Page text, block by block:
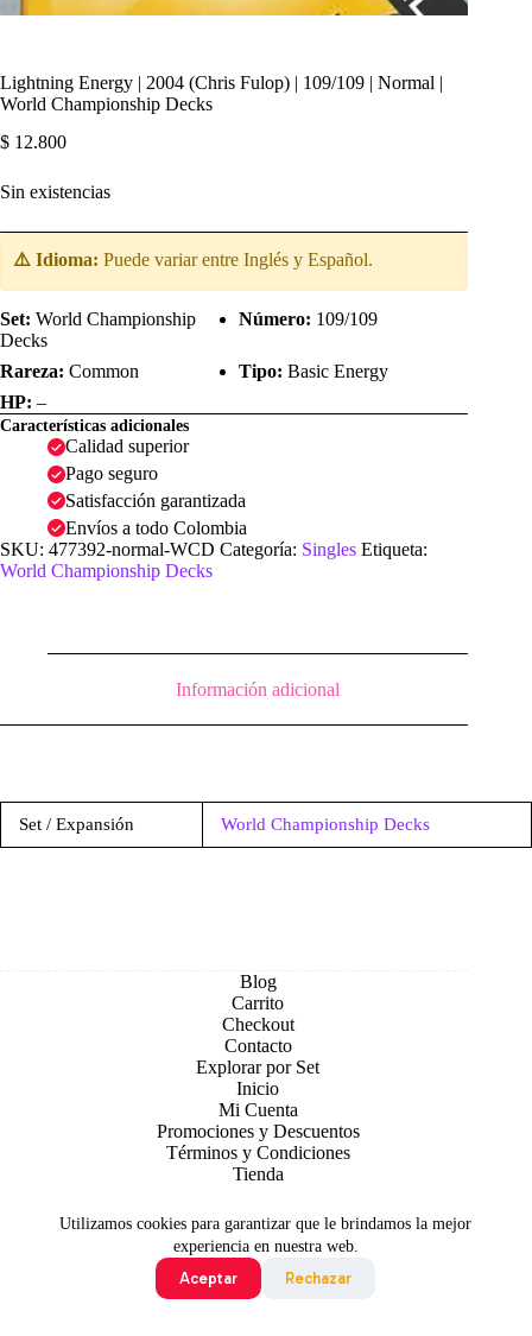
Utilizamos cookies para garantizar que le brindamos la mejor
experiencia en nuestra web.
Aceptar
Rechazar
Lightning Energy | 2004 (Chris Fulop) | 109/109 | Normal |
World Championship Decks
$ 12.800
Sin existencias
⚠️ Idioma: Puede variar entre Inglés y Español.
Set: World Championship
Decks
Número: 109/109
Rareza: Common Tipo: Basic Energy
HP: –
Características adicionales
Calidad superior
Pago seguro
Satisfacción garantizada
Envíos a todo Colombia
SKU: 477392-normal-WCD Categoría: Singles Etiqueta:
World Championship Decks
Información adicional
Set / Expansión World Championship Decks
Blog
Carrito
Checkout
Contacto
Explorar por Set
Inicio
Mi Cuenta
Promociones y Descuentos
Términos y Condiciones
Tienda
Todo contenido original es sujeto de Copyright © 2026 TCG